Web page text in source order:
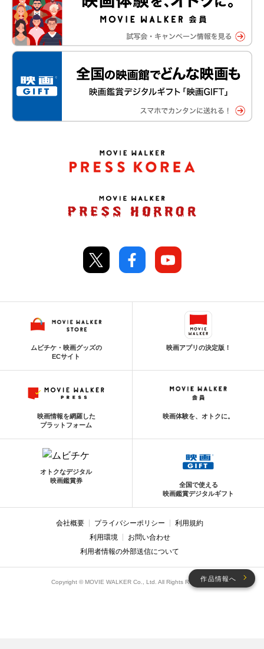
作品情報へ
ムビチケ・映画グッズの
ECサイト
映画アプリの決定版！
映画情報を網羅した
プラットフォーム
映画体験を、オトクに。
オトクなデジタル
映画鑑賞券
全国で使える
映画鑑賞デジタルギフト
会社概要 プライバシーポリシー
利用規約
利用環境
お問い合わせ
利用者情報の外部送信について
Copyright © MOVIE WALKER Co., Ltd. All Rights Reserved.